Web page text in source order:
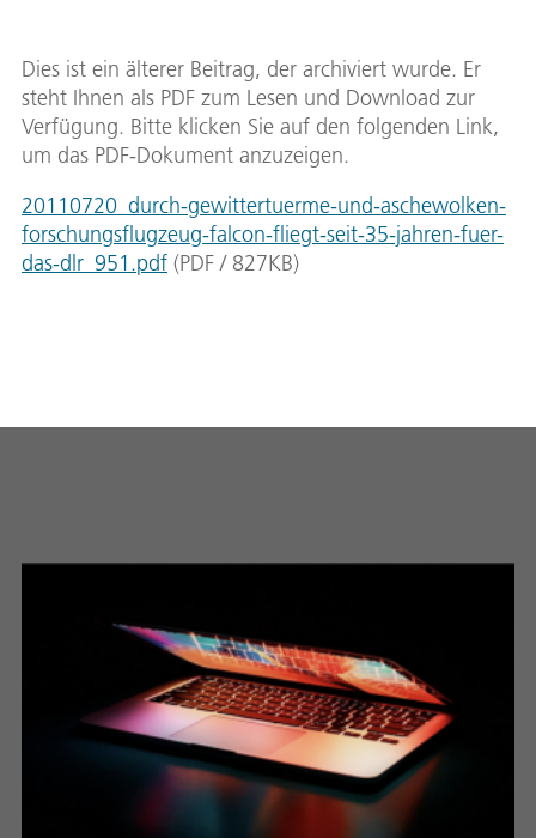
Dies ist ein älterer Beitrag, der archiviert wurde. Er
steht Ihnen als PDF zum Lesen und Download zur
Verfügung. Bitte klicken Sie auf den folgenden Link,
um das PDF-Dokument anzuzeigen.
20110720_durch-gewittertuerme-und-aschewolken-
forschungsflugzeug-falcon-fliegt-seit-35-jahren-fuer-
das-dlr_951.pdf (PDF / 827KB)